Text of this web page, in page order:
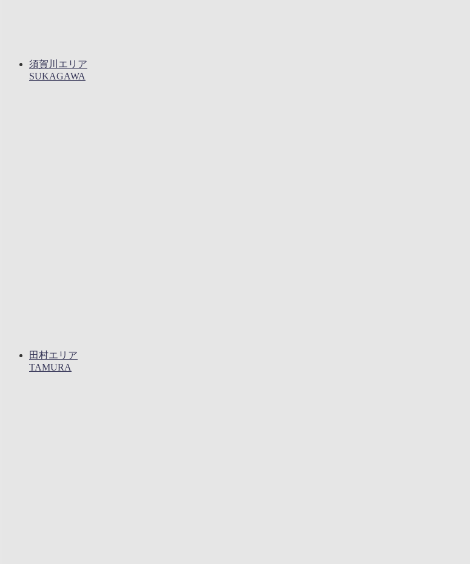
須賀川エリア
SUKAGAWA
田村エリア
TAMURA